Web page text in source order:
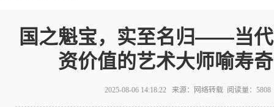
国之魁宝，实至名归——当
资价值的艺术大师喻寿
2025-08-06 14:18:22 来源：网络转载 阅读量：